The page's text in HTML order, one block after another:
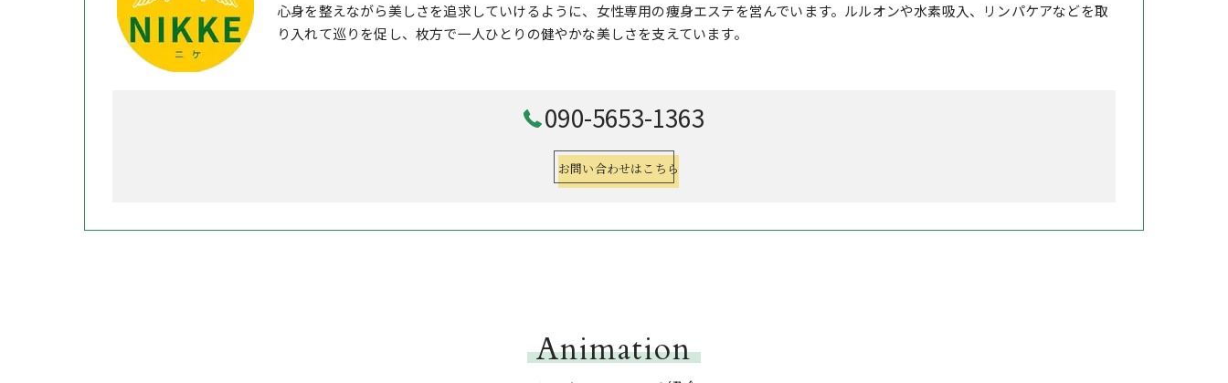
心身を整えながら美しさを追求していけるように、女性専用の痩身エステを営んでいます。ルルオンや水素吸入、リンパケアなどを取
り入れて巡りを促し、枚方で一人ひとりの健やかな美しさを支えています。
090-5653-1363
お問い合わせはこちら
Animation